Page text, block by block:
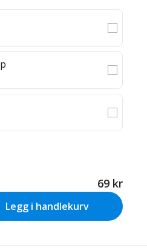
69 kr
Legg i handlekurv